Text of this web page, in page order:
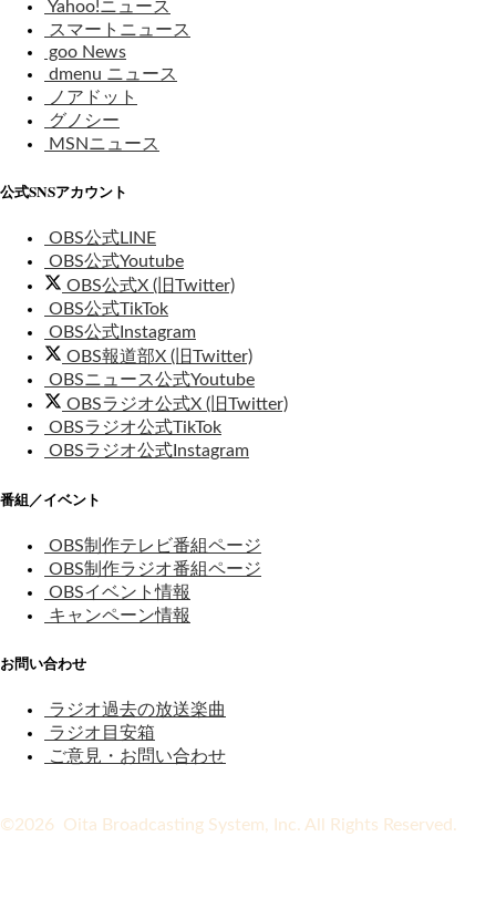
Yahoo!ニュース
スマートニュース
goo News
dmenu ニュース
ノアドット
グノシー
MSNニュース
公式SNSアカウント
OBS公式LINE
OBS公式Youtube
OBS公式X (旧Twitter)
OBS公式TikTok
OBS公式Instagram
OBS報道部X (旧Twitter)
OBSニュース公式Youtube
OBSラジオ公式X (旧Twitter)
OBSラジオ公式TikTok
OBSラジオ公式Instagram
番組／イベント
OBS制作テレビ番組ページ
OBS制作ラジオ番組ページ
OBSイベント情報
キャンペーン情報
お問い合わせ
ラジオ過去の放送楽曲
ラジオ目安箱
ご意見・お問い合わせ
©2026 Oita Broadcasting System, Inc. All Rights Reserved.